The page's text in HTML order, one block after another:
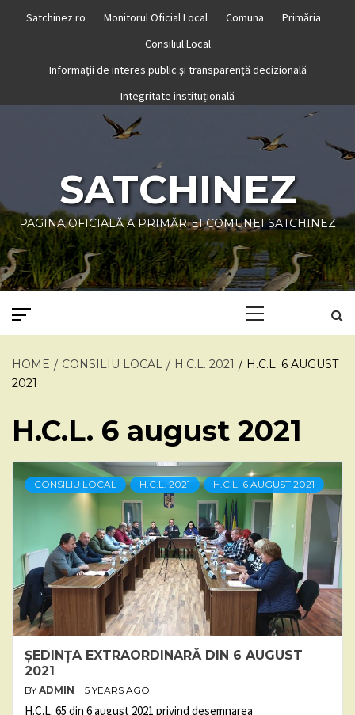
Satchinez.ro Monitorul Oficial Local Comuna
Primăria
Consiliul Local
Informații de interes public și transparență decizională
Integritate instituțională
SATCHINEZ
PAGINA OFICIALĂ A PRIMĂRIEI COMUNEI SATCHINEZ
HOME CONSILIU LOCAL H.C.L. 2021
H.C.L. 6 AUGUST
2021
H.C.L. 6 august 2021
CONSILIU LOCAL H.C.L. 2021 H.C.L. 6 AUGUST 2021
ȘEDINȚA EXTRAORDINARĂ DIN 6 AUGUST
2021
BY ADMIN 5 YEARS AGO
H.C.L. 65 din 6 august 2021 privind desemnarea